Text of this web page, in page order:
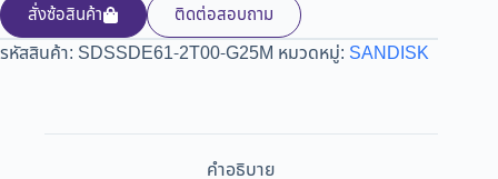
สั่งซ้อสินค้า
ติดต่อสอบถาม
รหัสสินค้า: SDSSDE61-2T00-G25M หมวดหมู่: SANDISK
คำอธิบาย